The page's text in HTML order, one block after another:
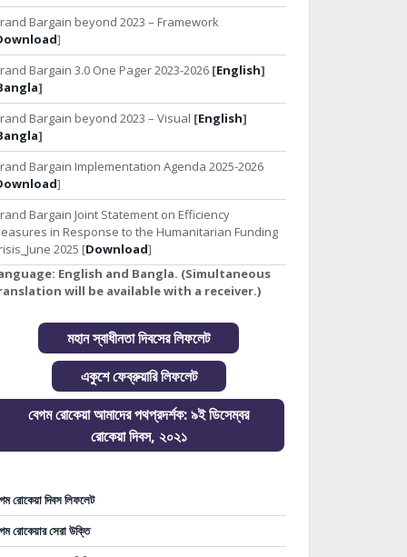
Bargain beyond 2023 – Framework
]
Bargain 3.0 One Pager 2023-2026 [English]
]
Bargain beyond 2023 – Visual [English]
]
Bargain Implementation Agenda 2025-2026
]
Bargain Joint Statement on Efficiency
in Response to the Humanitarian Funding
2025 [Download]
English and Bangla. (Simultaneous
will be available with a receiver.)
মহান স্বাধীনতা দিবসের লিফলেট
একুশে ফেব্রুয়ারি লিফলেট
বেগম রোকেয়া আমাদের পথপ্রদর্শক: ৯ই ডিসেম্বর
রোকেয়া দিবস, ২০২১
রোকেয়া দিবস লিফলেট
রোকেয়ার সেরা উক্তি